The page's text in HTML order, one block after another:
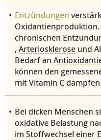
Entzündungen
Oxidantienproduktion.
chronischen
, Arteriosklerose und
Bedarf an
können den
mit Vitamin C
Bei dicken Menschen
oxidative Belastung
im Stoffwechsel einer